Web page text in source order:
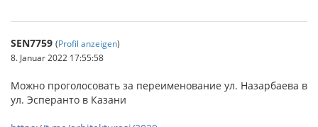
SEN7759 (Profil anzeigen)
8. Januar 2022 17:55:58
Можно проголосовать за переименование ул. Назарбаева в
ул. Эсперанто в Казани